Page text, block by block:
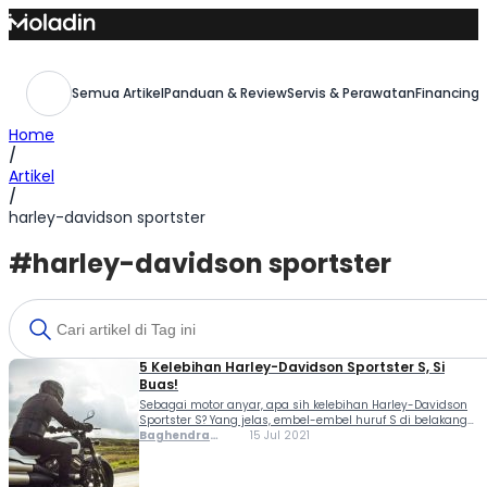
Skip
to
Semua ArtikelPanduan & ReviewServis & Perawatan
Home
/
Artikel
/
harley-davidson sportster
#harley-davidson sportster
5 Kelebihan Harley-Davidson Sportster S, Si
Buas!
Sebagai motor anyar, apa sih kelebihan Harley-Davidson
Sportster S? Yang jelas, embel-embel huruf S di belakang
namanya bukan pajangan belaka. Kalau sportster
Baghendra
15 Jul 2021